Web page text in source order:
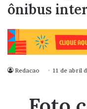
ônibus
Redacao 11 de abril